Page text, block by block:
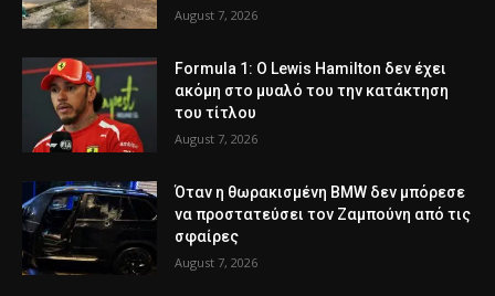
August 7, 2026
Formula 1: Ο Lewis Hamilton δεν έχει
ακόμη στο μυαλό του την κατάκτηση
του τίτλου
August 7, 2026
Όταν η θωρακισμένη BMW δεν μπόρεσε
να προστατεύσει τον Ζαμπούνη από τις
σφαίρες
August 7, 2026